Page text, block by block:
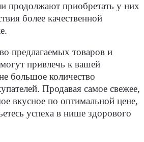
продолжают приобретать у них
более качественной
предлагаемых товаров и
привлечь к вашей
большое количество
Продавая самое свежее,
вкусное по оптимальной цене,
успеха в нише здорового